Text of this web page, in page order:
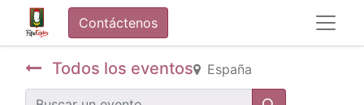
Contáctenos
Todos los eventos España